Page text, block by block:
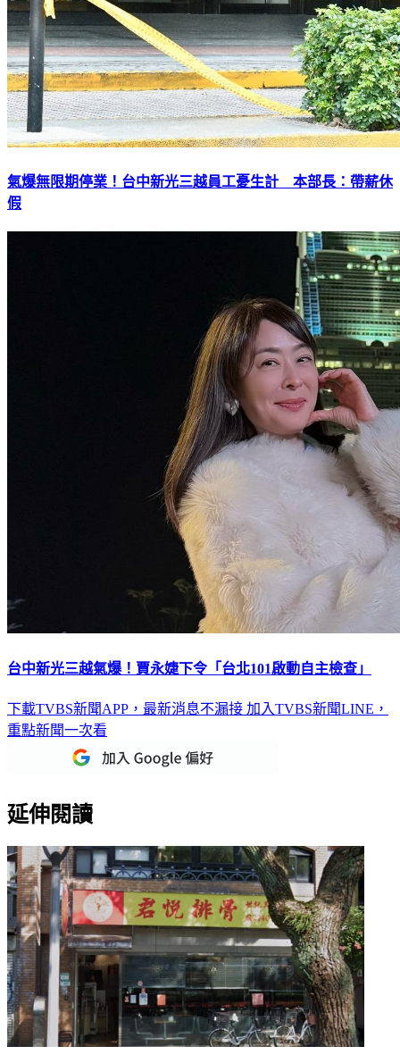
氣爆無限期停業！台中新光三越員工憂生計 本部長：帶薪休
假
台中新光三越氣爆！賈永婕下令「台北101啟動自主檢查」
下載TVBS新聞APP，最新消息不漏接 加入TVBS新聞LINE，
重點新聞一次看
延伸閱讀